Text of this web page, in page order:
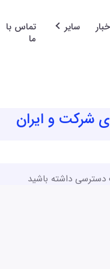
سایر
تماس با
ما
شرکت و ایران
دسترسی داشته باشید